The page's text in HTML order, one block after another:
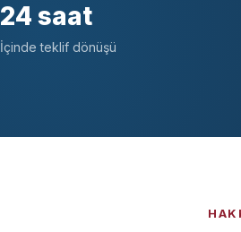
24 saat
İçinde teklif dönüşü